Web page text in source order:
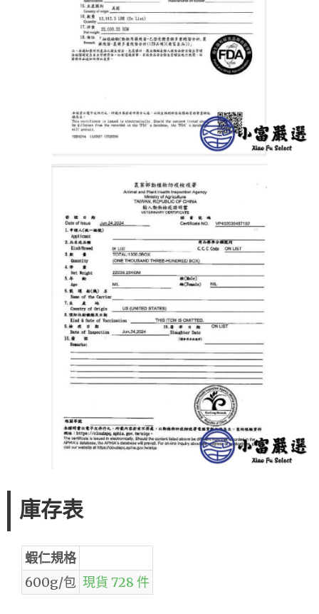
庫存表
蝦仁規格
600g/包 現貨 728 件